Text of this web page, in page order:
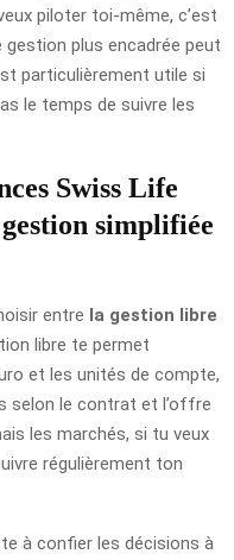
piloter toi-même, c’est
gestion plus encadrée peut
particulièrement utile si
le temps de suivre les
Swiss Life
simplifiée
entre la gestion libre
libre te permet
et les unités de compte,
selon le contrat et l’offre
les marchés, si tu veux
régulièrement ton
à confier les décisions à